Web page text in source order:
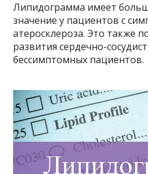
Липидограмма имеет
значение у пациентов с
атеросклероза. Это также
развития сердечно-
бессимптомных пациентов.